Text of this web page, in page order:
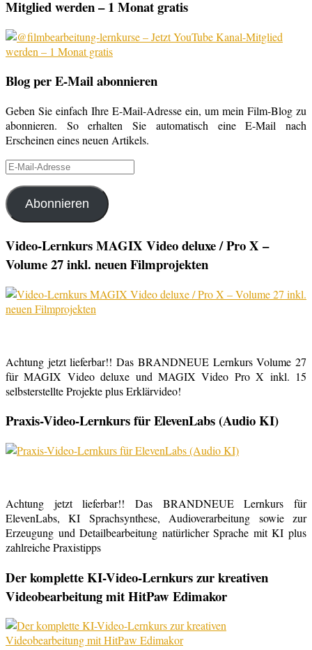
Mitglied werden – 1 Monat gratis
Blog per E-Mail abonnieren
Geben Sie einfach Ihre E-Mail-Adresse ein, um mein Film-Blog zu
abonnieren. So erhalten Sie automatisch eine E-Mail nach
Erscheinen eines neuen Artikels.
E-
Adresse
Abonnieren
Video-Lernkurs MAGIX Video deluxe / Pro X –
Volume 27 inkl. neuen Filmprojekten
Achtung jetzt lieferbar!! Das BRANDNEUE Lernkurs Volume 27
für MAGIX Video deluxe und MAGIX Video Pro X inkl. 15
selbsterstellte Projekte plus Erklärvideo!
Praxis-Video-Lernkurs für ElevenLabs (Audio KI)
Achtung jetzt lieferbar!! Das BRANDNEUE Lernkurs für
ElevenLabs, KI Sprachsynthese, Audioverarbeitung sowie zur
Erzeugung und Detailbearbeitung natürlicher Sprache mit KI plus
zahlreiche Praxistipps
Der komplette KI-Video-Lernkurs zur kreativen
Videobearbeitung mit HitPaw Edimakor